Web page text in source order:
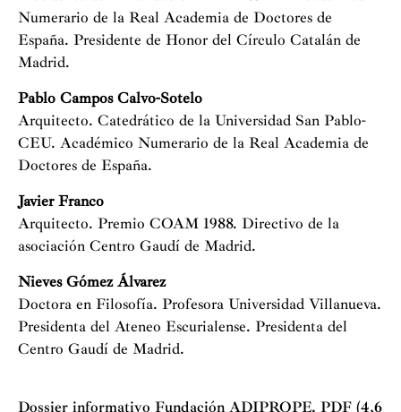
Numerario de la Real Academia de Doctores de
España. Presidente de Honor del Círculo Catalán de
Madrid.
Pablo Campos Calvo-Sotelo
Arquitecto. Catedrático de la Universidad San Pablo-
CEU. Académico Numerario de la Real Academia de
Doctores de España.
Javier Franco
Arquitecto. Premio COAM 1988. Directivo de la
asociación Centro Gaudí de Madrid.
Nieves Gómez Álvarez
Doctora en Filosofía. Profesora Universidad Villanueva.
Presidenta del Ateneo Escurialense. Presidenta del
Centro Gaudí de Madrid.
Dossier informativo Fundación ADIPROPE. PDF (4,6